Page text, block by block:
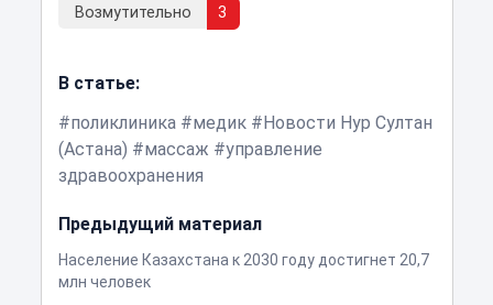
Возмутительно 3
В статье:
поликлиника
медик
Новости Нур Султан
(Астана)
массаж
управление
здравоохранения
Предыдущий материал
Население Казахстана к 2030 году достигнет 20,7
млн человек